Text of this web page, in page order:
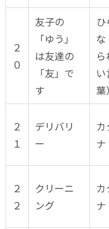
２
０
友子の
「ゆう」
は友達の
「友」で
す
な
ら
葉）
２
１
デリバリ
ー
カ
ナ
２
２
クリーニ
ング
カ
ナ